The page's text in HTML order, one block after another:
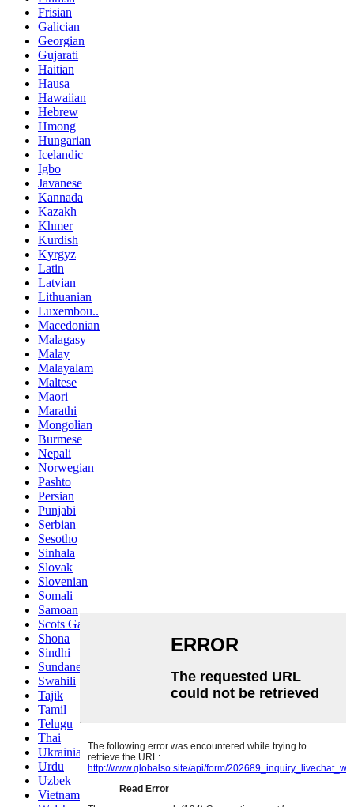
Frisian
Galician
Georgian
Gujarati
Haitian
Hausa
Hawaiian
Hebrew
Hmong
Hungarian
Icelandic
Igbo
Javanese
Kannada
Kazakh
Khmer
Kurdish
Kyrgyz
Latin
Latvian
Lithuanian
Luxembou..
Macedonian
Malagasy
Malay
Malayalam
Maltese
Maori
Marathi
Mongolian
Burmese
Nepali
Norwegian
Pashto
Persian
Punjabi
Serbian
Sesotho
Sinhala
Slovak
Slovenian
Somali
Samoan
Scots Gaelic
Shona
Sindhi
Sundanese
Swahili
Tajik
Tamil
Telugu
Thai
Ukrainian
Urdu
Uzbek
Vietnamese